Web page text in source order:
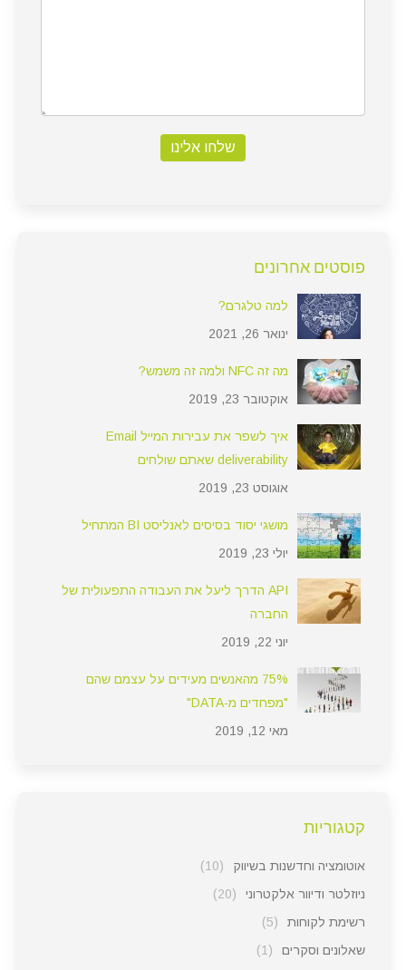
שלחו אלינו
פוסטים אחרונים
למה טלגרם?
ינואר 26, 2021
מה זה NFC ולמה זה משמש?
אוקטובר 23, 2019
איך לשפר את עבירות המייל Email
deliverability שאתם שולחים
אוגוסט 23, 2019
מושגי יסוד בסיסים לאנליסט BI המתחיל
יולי 23, 2019
API הדרך ליעל את העבודה התפעולית של
החברה
יוני 22, 2019
75% מהאנשים מעידים על עצמם שהם
"מפחדים מ-DATA"
מאי 12, 2019
קטגוריות
אוטומציה וחדשנות בשיווק
(10)
ניוזלטר ודיוור אלקטרוני
(20)
רשימת לקוחות
(5)
שאלונים וסקרים
(1)